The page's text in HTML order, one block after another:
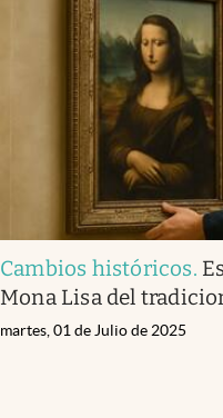
Cambios históricos.
Mona Lisa del
martes, 01 de Julio de 2025